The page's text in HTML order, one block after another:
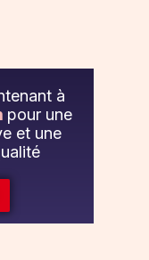
à
pour une
et une